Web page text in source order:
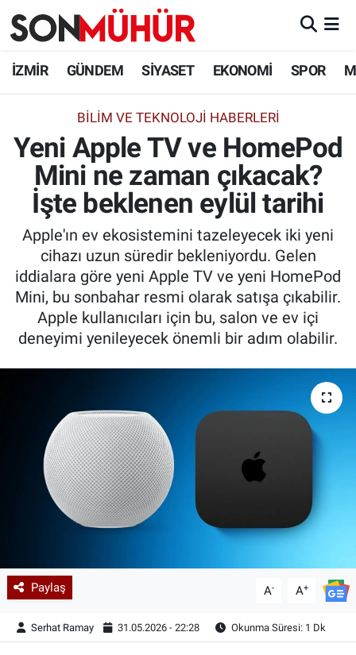
İZMİR GÜNDEM SİYASET EKONOMİ SPOR
BILIM VE TEKNOLOJI HABERLERI
Yeni Apple TV ve HomePod
Mini ne zaman çıkacak?
İşte beklenen eylül tarihi
Apple'ın ev ekosistemini tazeleyecek iki yeni
cihazı uzun süredir bekleniyordu. Gelen
iddialara göre yeni Apple TV ve yeni HomePod
Mini, bu sonbahar resmi olarak satışa çıkabilir.
Apple kullanıcıları için bu, salon ve ev içi
deneyimi yenileyecek önemli bir adım olabilir.
Paylaş A- A+
Serhat Ramay 31.05.2026 - 22:28 Okunma Süresi: 1 Dk
İzmir Nöbetçi Eczaneler
İzmir Namaz Vakitleri
İzmir Trafik Yoğunluk Haritası
Süper Lig Puan Durumu ve Fikstür
Tüm Manşetler
Son Dakika Haberleri
Haber Arşivi